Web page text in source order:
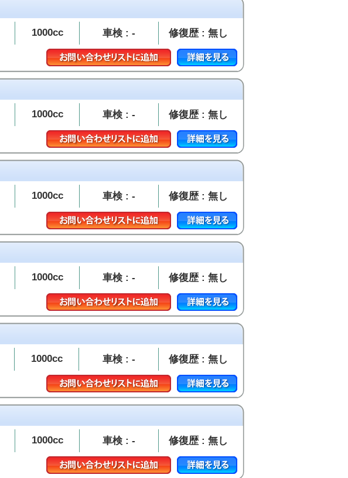
1000cc 車検 : - 修復歴 : 無し
1000cc 車検 : - 修復歴 : 無し
1000cc 車検 : - 修復歴 : 無し
1000cc 車検 : - 修復歴 : 無し
1000cc 車検 : - 修復歴 : 無し
1000cc 車検 : - 修復歴 : 無し